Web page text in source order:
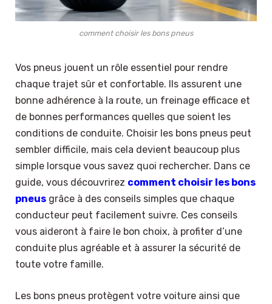
comment choisir les bons pneus
Vos pneus jouent un rôle essentiel pour rendre
chaque trajet sûr et confortable. Ils assurent une
bonne adhérence à la route, un freinage efficace et
de bonnes performances quelles que soient les
conditions de conduite. Choisir les bons pneus peut
sembler difficile, mais cela devient beaucoup plus
simple lorsque vous savez quoi rechercher. Dans ce
guide, vous découvrirez comment choisir les bons
pneus grâce à des conseils simples que chaque
conducteur peut facilement suivre. Ces conseils
vous aideront à faire le bon choix, à profiter d’une
conduite plus agréable et à assurer la sécurité de
toute votre famille.
Les bons pneus protègent votre voiture ainsi que